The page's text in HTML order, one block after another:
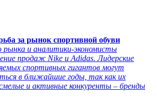
за рынок спортивной обуви
рынка и аналитики-экономисты
продаж Nike и Adidas. Лидерские
спортивных гигантов могут
в ближайшие годы, так как их
и активные конкуренты – бренды